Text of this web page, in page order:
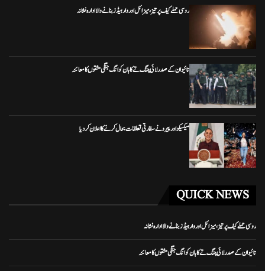
روسی حملے کیف پر تیز، میزائل اور وار ہیڈز بنانے والا ادارہ نشانہ
تائیوان کے صدر لائی چنگ تے کا ہان کوانگ جنگی مشقوں کا معائنہ
میکسیکو اور پیرو نے سفارتی تعلقات بحال کرنے کا اعلان کر دیا
QUICK NEWS
روسی حملے کیف پر تیز، میزائل اور وار ہیڈز بنانے والا ادارہ نشانہ
تائیوان کے صدر لائی چنگ تے کا ہان کوانگ جنگی مشقوں کا معائنہ